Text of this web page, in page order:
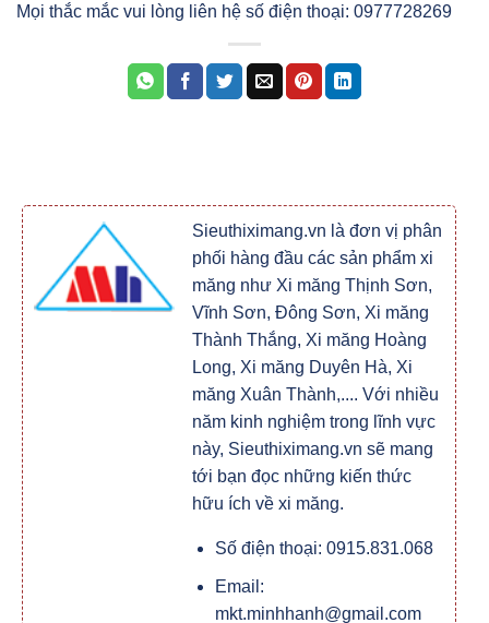
Mọi thắc mắc vui lòng liên hệ số điện thoại: 0977728269
Sieuthiximang.vn là đơn vị phân
phối hàng đầu các sản phẩm xi
măng như Xi măng Thịnh Sơn,
Vĩnh Sơn, Đông Sơn, Xi măng
Thành Thắng, Xi măng Hoàng
Long, Xi măng Duyên Hà, Xi
măng Xuân Thành,.... Với nhiều
năm kinh nghiệm trong lĩnh vực
này, Sieuthiximang.vn sẽ mang
tới bạn đọc những kiến thức
hữu ích về xi măng.
Số điện thoại: 0915.831.068
Email:
mkt.minhhanh@gmail.com